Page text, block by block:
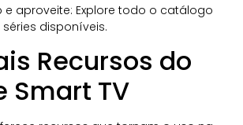
e aproveite: Explore todo o catálogo
disponíveis.
Recursos do
Smart TV